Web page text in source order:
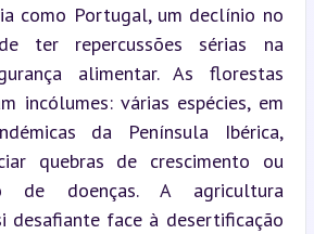
como Portugal, um declínio no
ter repercussões sérias na
alimentar. As florestas
incólumes: várias espécies, em
da Península Ibérica,
quebras de crescimento ou
de doenças. A agricultura
desafiante face à desertificação